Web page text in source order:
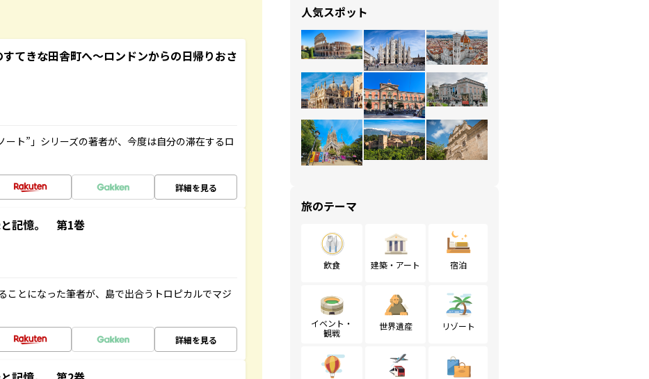
てきな田舎町へ～ロンドンからの日帰りおさ
ト”」シリーズの著者が、今度は自分の滞在するロ
詳細を見る
記憶。 第1巻
ことになった筆者が、島で出合うトロピカルでマジ
詳細を見る
人気スポット
旅のテーマ
飲食 建築・アート 宿泊
イベント・
観戦
世界遺産 リゾート